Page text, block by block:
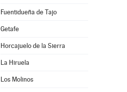
Fuentidueña de Tajo
Getafe
Horcajuelo de la Sierra
La Hiruela
Los Molinos